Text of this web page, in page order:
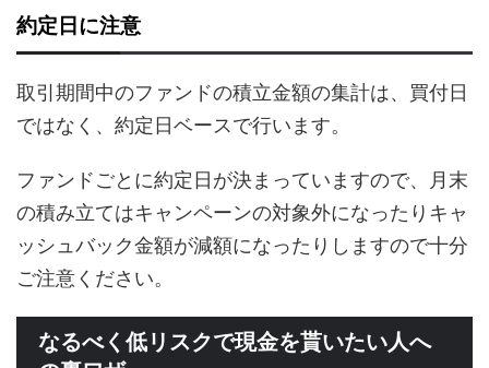
約定日に注意
取引期間中のファンドの積立金額の集計は、買付日
ではなく、約定日ベースで行います。
ファンドごとに約定日が決まっていますので、月末
の積み立てはキャンペーンの対象外になったりキャ
ッシュバック金額が減額になったりしますので十分
ご注意ください。
なるべく低リスクで現金を貰いたい人へ